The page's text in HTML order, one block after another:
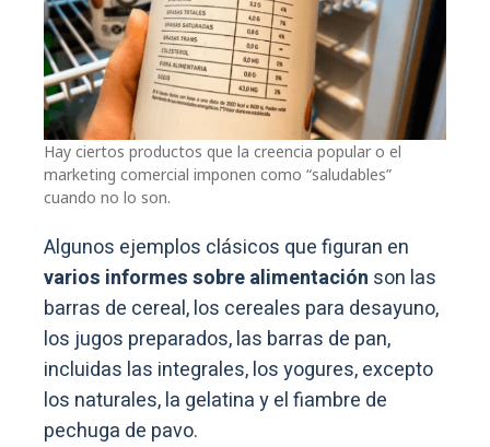
Hay ciertos productos que la creencia popular o el
marketing comercial imponen como “saludables”
cuando no lo son.
Algunos ejemplos clásicos que figuran en
varios informes sobre alimentación son las
barras de cereal, los cereales para desayuno,
los jugos preparados, las barras de pan,
incluidas las integrales, los yogures, excepto
los naturales, la gelatina y el fiambre de
pechuga de pavo.